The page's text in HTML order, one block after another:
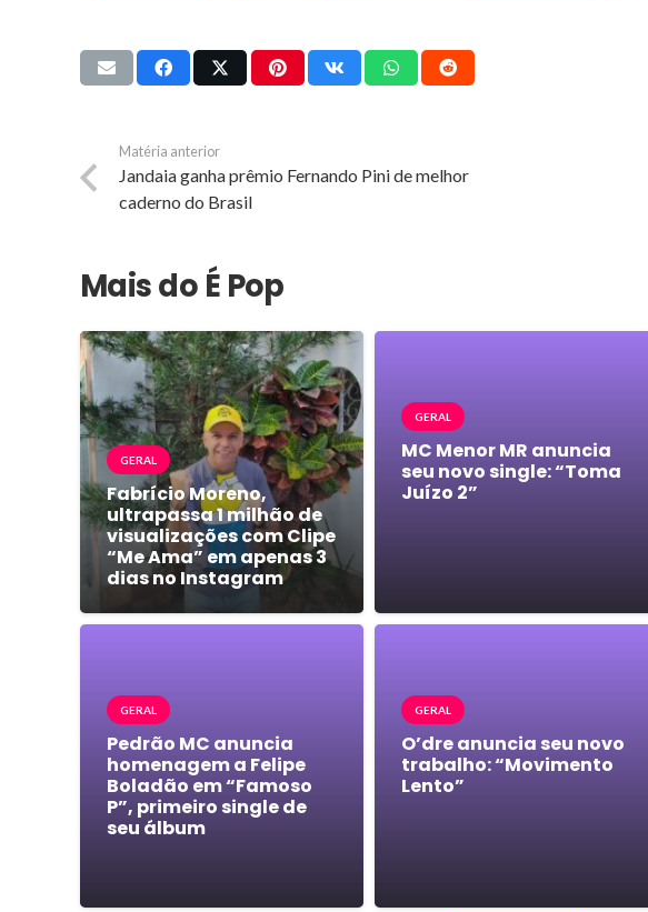
Matéria anterior
Jandaia ganha prêmio Fernando Pini de melhor
caderno do Brasil
Mais do É Pop
GERAL
Fabrício Moreno,
ultrapassa 1 milhão de
visualizações com Clipe
“Me Ama” em apenas 3
dias no Instagram
GERAL
MC Menor MR anuncia
seu novo single: “Toma
Juízo 2”
GERAL
Pedrão MC anuncia
homenagem a Felipe
Boladão em “Famoso
P”, primeiro single de
seu álbum
GERAL
O’dre anuncia seu novo
trabalho: “Movimento
Lento”